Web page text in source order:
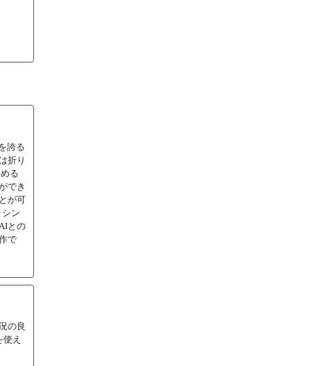
誇る
折り
る
でき
が可
ン
との
で
の良
え